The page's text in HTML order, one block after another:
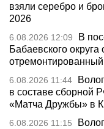
взяли серебро и
2026
6.08.2026 12:09
В
Бабаевского округа
6.08.2026 11:44
в составе сборной
«Матча Дружбы» в
6.08.2026 11:15